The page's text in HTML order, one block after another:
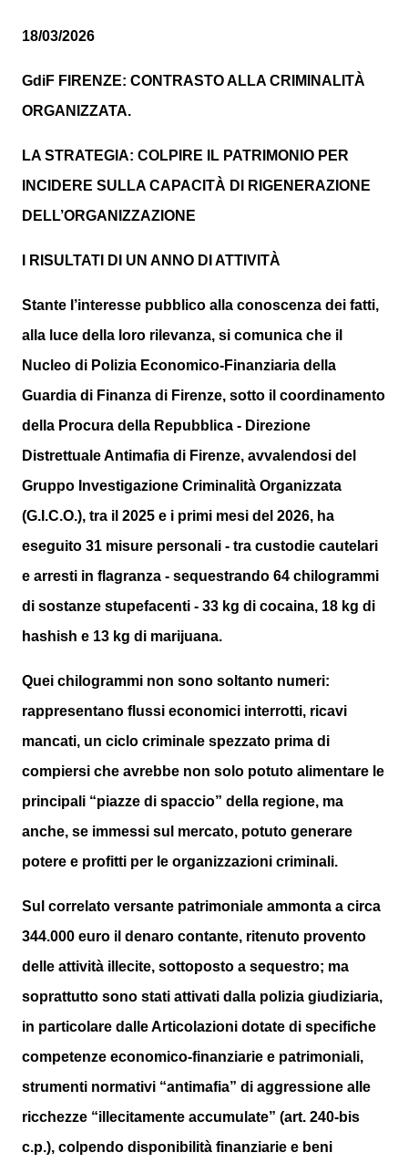
18/03/2026
GdiF FIRENZE: CONTRASTO ALLA CRIMINALITÀ
ORGANIZZATA.
LA STRATEGIA: COLPIRE IL PATRIMONIO PER
INCIDERE SULLA CAPACITÀ DI
RIGENERAZIONE
DELL’ORGANIZZAZIONE
I RISULTATI DI UN ANNO DI ATTIVITÀ
Stante l’interesse pubblico alla conoscenza dei fatti,
alla luce della loro rilevanza, si comunica che il
Nucleo di Polizia Economico-Finanziaria della
Guardia di Finanza di Firenze, sotto il coordinamento
della Procura della Repubblica - Direzione
Distrettuale Antimafia di Firenze, avvalendosi del
Gruppo Investigazione Criminalità Organizzata
(G.I.C.O.), tra il 2025 e i primi mesi del 2026, ha
eseguito 31 misure personali - tra custodie cautelari
e arresti in flagranza - sequestrando 64 chilogrammi
di sostanze stupefacenti - 33 kg di cocaina, 18 kg di
hashish e 13 kg di marijuana.
Quei chilogrammi non sono soltanto numeri:
rappresentano flussi economici interrotti, ricavi
mancati, un ciclo criminale spezzato prima di
compiersi che avrebbe non solo potuto alimentare le
principali “piazze di spaccio” della regione, ma
anche, se immessi sul mercato, potuto generare
potere e profitti per le organizzazioni criminali.
Sul correlato versante patrimoniale ammonta a circa
344.000 euro il denaro contante, ritenuto provento
delle attività illecite, sottoposto a sequestro; ma
soprattutto sono stati attivati dalla polizia giudiziaria,
in particolare dalle Articolazioni dotate di specifiche
competenze economico-finanziarie e patrimoniali,
strumenti normativi “antimafia” di aggressione alle
ricchezze “illecitamente accumulate” (art. 240-bis
c.p.), colpendo disponibilità finanziarie e beni